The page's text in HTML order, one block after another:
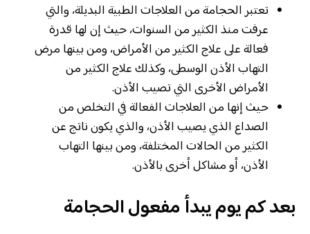
تعتبر الحجامة من العلاجات الطبية البديلة، والتي
عرفت منذ الكثير من السنوات، حيث إن لها قدرة
فعالة على علاج الكثير من الأمراض، ومن بينها مرض
التهاب الأذن الوسطى، وكذلك علاج الكثير من
الأمراض الأخرى التي تصيب الأذن.
حيث إنها من العلاجات الفعالة في التخلص من
الصداع الذي يصيب الأذن، والذي يكون ناتج عن
الكثير من الحالات المختلفة، ومن بينها التهاب
الأذن، أو مشاكل أخرى بالأذن.
بعد كم يوم يبدأ مفعول الحجامة